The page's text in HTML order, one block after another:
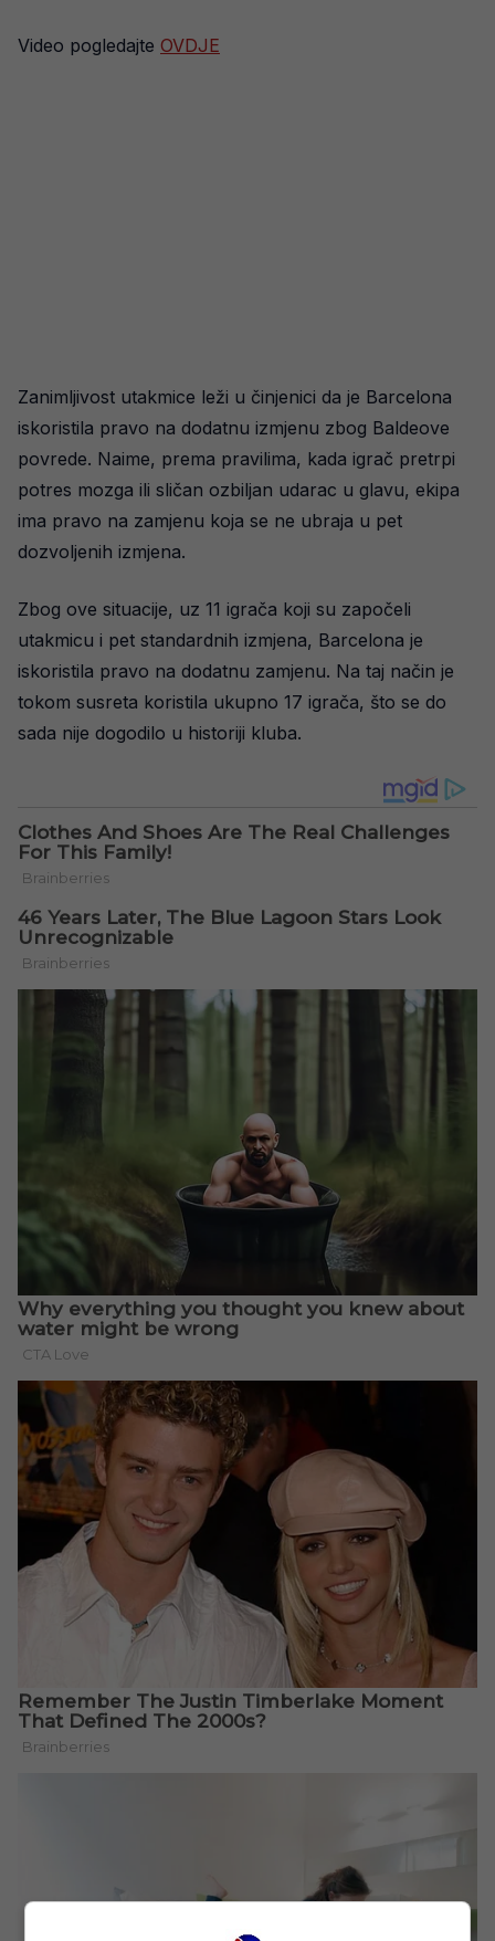
Video pogledajte OVDJE
Zanimljivost utakmice leži u činjenici da je Barcelona
iskoristila pravo na dodatnu izmjenu zbog Baldeove
povrede. Naime, prema pravilima, kada igrač pretrpi
potres mozga ili sličan ozbiljan udarac u glavu, ekipa
ima pravo na zamjenu koja se ne ubraja u pet
dozvoljenih izmjena.
Zbog ove situacije, uz 11 igrača koji su započeli
utakmicu i pet standardnih izmjena, Barcelona je
iskoristila pravo na dodatnu zamjenu. Na taj način je
tokom susreta koristila ukupno 17 igrača, što se do
sada nije dogodilo u historiji kluba.